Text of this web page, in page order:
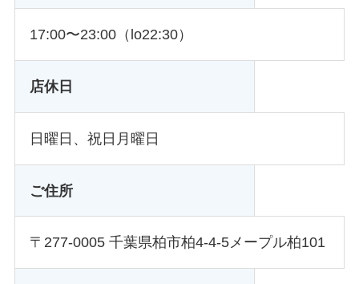
17:00〜23:00（lo22:30）
店休日
日曜日、祝日月曜日
ご住所
〒277-0005 千葉県柏市柏4-4-5メープル柏101